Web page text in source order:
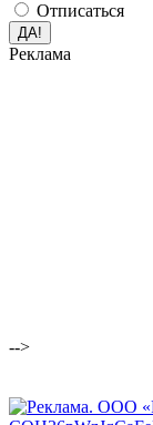
Отписаться
Реклама
-->